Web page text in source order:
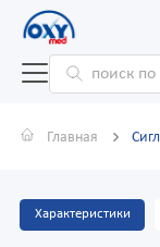
Главная
Характеристики